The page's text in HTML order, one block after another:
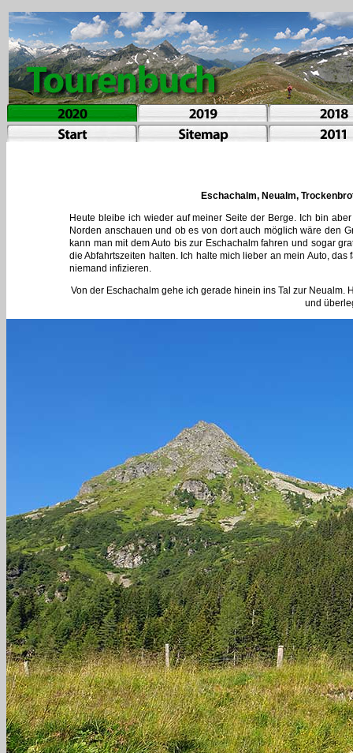
Eschachalm, Neualm,
Heute bleibe ich wieder auf meiner Seite der Berge. Ich bin
Norden anschauen und ob es von dort auch möglich wäre den
kann man mit dem Auto bis zur Eschachalm fahren und sogar
die Abfahrtszeiten halten. Ich halte mich lieber an mein Auto,
niemand infizieren.
Von der Eschachalm gehe ich gerade hinein ins Tal zur
und